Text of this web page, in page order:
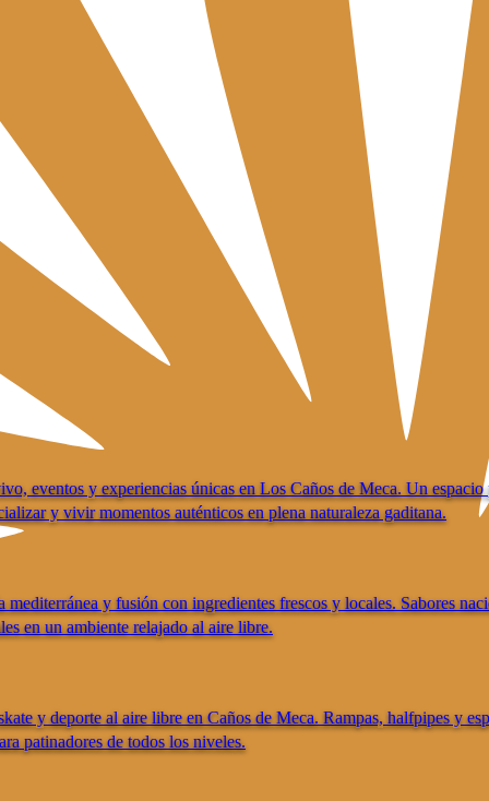
eventos y experiencias únicas en Los Caños de Meca. Un espacio
y vivir momentos auténticos en plena naturaleza gaditana.
mediterránea y fusión con ingredientes frescos y locales. Sabores
en un ambiente relajado al aire libre.
y deporte al aire libre en Caños de Meca. Rampas, halfpipes y
patinadores de todos los niveles.